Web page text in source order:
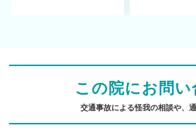
この院にお問い
交通事故による怪我の相談や、